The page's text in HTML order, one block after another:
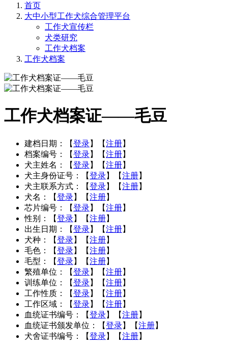
首页
大中小型工作犬综合管理平台
工作犬宣传栏
犬类研究
工作犬档案
工作犬档案
工作犬档案证——毛豆
建档日期： 【登录】【注册】
档案编号：
【登录】【注册】
犬主姓名：
【登录】【注册】
犬主身份证号：
【登录】【注册】
犬主联系方式：
【登录】【注册】
犬名：
【登录】【注册】
芯片编号：
【登录】【注册】
性别：
【登录】【注册】
出生日期：
【登录】【注册】
犬种：
【登录】【注册】
毛色：
【登录】【注册】
毛型：
【登录】【注册】
繁殖单位：
【登录】【注册】
训练单位：
【登录】【注册】
工作性质：
【登录】【注册】
工作区域：
【登录】【注册】
血统证书编号：
【登录】【注册】
血统证书颁发单位：
【登录】【注册】
犬舍证书编号：
【登录】【注册】